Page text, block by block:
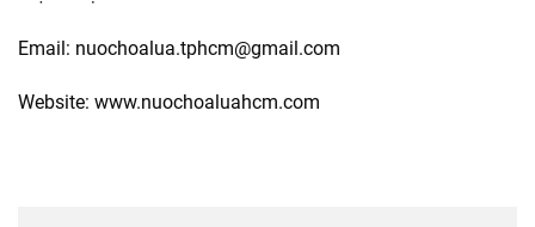
Email: nuochoalua.tphcm@gmail.com
Website: www.nuochoaluahcm.com